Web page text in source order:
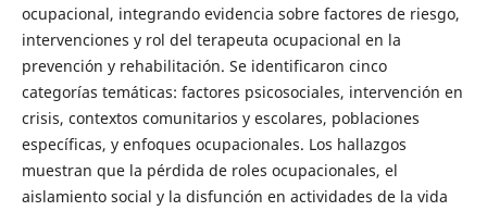
ocupacional, integrando evidencia sobre factores de riesgo,
intervenciones y rol del terapeuta ocupacional en la
prevención y rehabilitación. Se identificaron cinco
categorías temáticas: factores psicosociales, intervención en
crisis, contextos comunitarios y escolares, poblaciones
específicas, y enfoques ocupacionales. Los hallazgos
muestran que la pérdida de roles ocupacionales, el
aislamiento social y la disfunción en actividades de la vida